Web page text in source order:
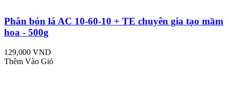
Phân bón lá AC 10-60-10 + TE chuyên gia tạo mầm
hoa - 500g
129,000 VND
Thêm Vào Giỏ